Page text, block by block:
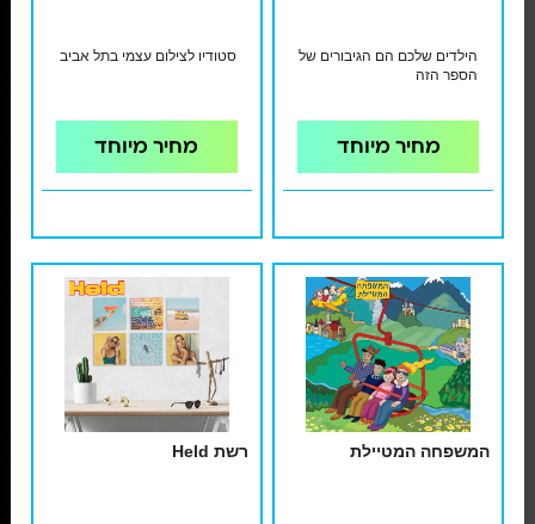
הילדים שלכם הם הגיבורים של
הספר הזה
מחיר מיוחד
סטודיו לצילום עצמי בתל אביב
מחיר מיוחד
המשפחה המטיילת רשת Held